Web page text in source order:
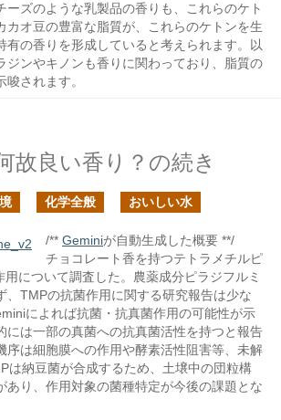
ーズのような乳製品の香りも、これらのケト
カオ豆の豊富な脂質が、これらのケトンを生
有の香りを形成していると考えられます。以
ジンやキノンも香りに関わっており、脂質の
されます。
故良い香り？の続き
化学全般 おいしい水
/** Geminiが自動生成した概要 **/
チョコレート香を持つテトラメチルピ
について調査した。農薬成分ピラジフルミ
、TMPの抗菌作用に関する研究報告は少な
によれば抗菌・抗真菌作用の可能性が示
には一部の真菌への抗真菌活性を持つと報告
序は細胞膜への作用や酵素活性阻害等、未解
は納豆菌が合成するため、土壌中の団粒構
あり、作用対象の菌種特定が今後の課題とな